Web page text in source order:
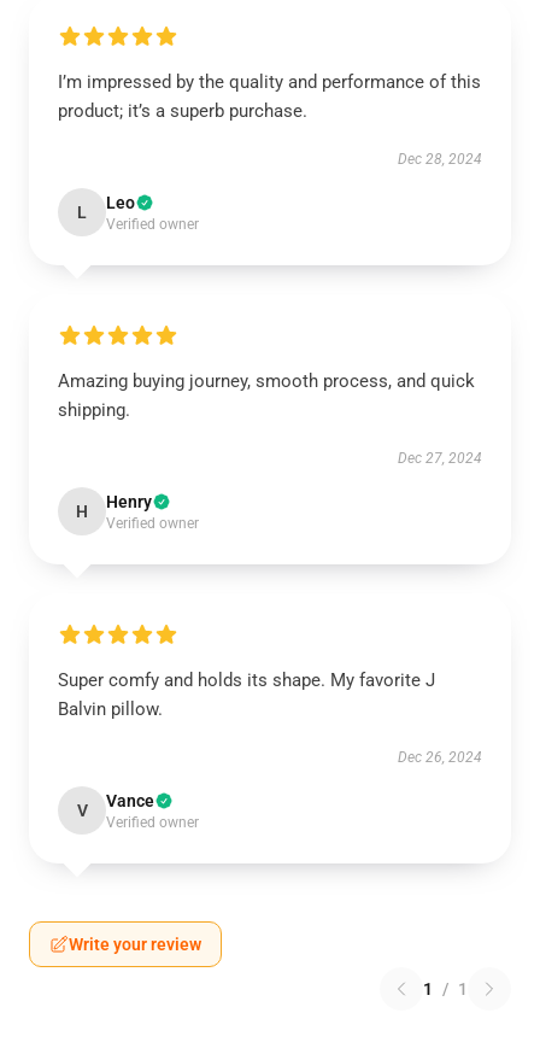
I’m impressed by the quality and performance of this
product; it’s a superb purchase.
Dec 28, 2024
L Leo
Verified owner
Amazing buying journey, smooth process, and quick
shipping.
Dec 27, 2024
H Henry
Verified owner
Super comfy and holds its shape. My favorite J
Balvin pillow.
Dec 26, 2024
V Vance
Verified owner
Write your review
1 / 1